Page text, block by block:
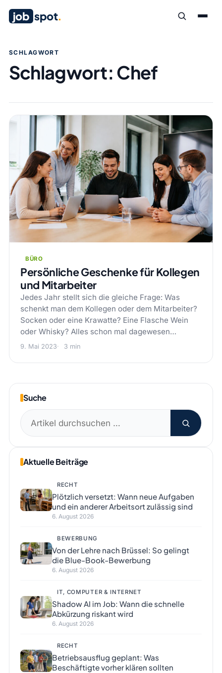
job spot.
SCHLAGWORT
Schlagwort:Chef
BÜRO
Persönliche Geschenke für Kollegen
und Mitarbeiter
Jedes Jahr stellt sich die gleiche Frage: Was
schenkt man dem Kollegen oder dem Mitarbeiter?
Socken oder eine Krawatte? Eine Flasche Wein
oder Whisky? Alles schon mal dagewesen…
9. Mai 2023 3 min
Suche
Suchen
nach:
Aktuelle Beiträge
RECHT
Plötzlich versetzt: Wann neue Aufgaben
und ein anderer Arbeitsort zulässig sind
6. August 2026
BEWERBUNG
Von der Lehre nach Brüssel: So gelingt
die Blue-Book-Bewerbung
6. August 2026
IT, COMPUTER & INTERNET
Shadow AI im Job: Wann die schnelle
Abkürzung riskant wird
6. August 2026
RECHT
Betriebsausflug geplant: Was
Beschäftigte vorher klären sollten